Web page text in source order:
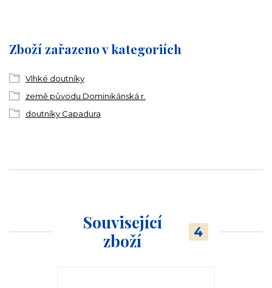
Zboží zařazeno v kategoriích
Vlhké doutníky
země původu Dominikánská r.
doutníky Capadura
Související
zboží
4